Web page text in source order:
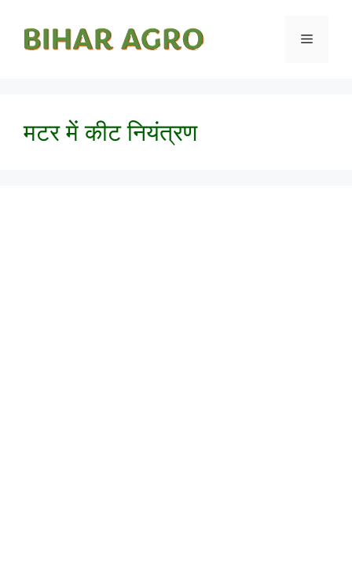
मटर में कीट नियंत्रण